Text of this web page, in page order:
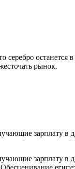
серебро
рынок.
зарплату в
зарплату в